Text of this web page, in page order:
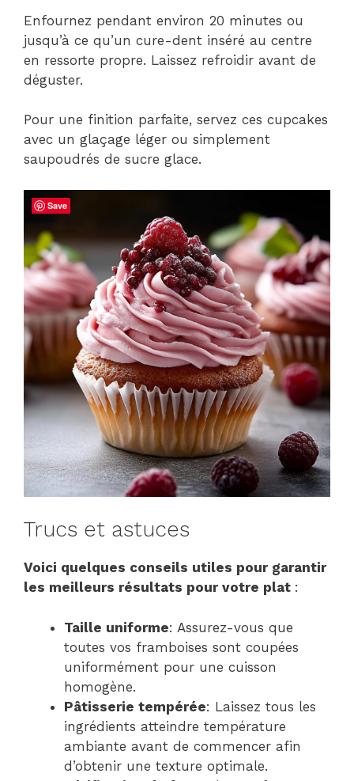
Enfournez pendant environ 20 minutes ou
jusqu’à ce qu’un cure-dent inséré au centre
en ressorte propre. Laissez refroidir avant de
déguster.
Pour une finition parfaite, servez ces cupcakes
avec un glaçage léger ou simplement
saupoudrés de sucre glace.
Trucs et astuces
Voici quelques conseils utiles pour garantir
les meilleurs résultats pour votre plat :
Taille uniforme: Assurez-vous que
toutes vos framboises sont coupées
uniformément pour une cuisson
homogène.
Pâtisserie tempérée: Laissez tous les
ingrédients atteindre température
ambiante avant de commencer afin
d’obtenir une texture optimale.
Save